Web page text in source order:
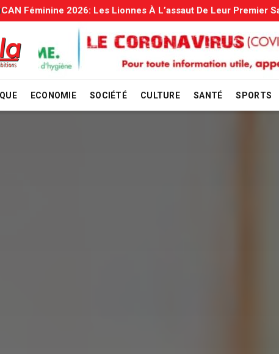
ECONOMIE SOCIÉTÉ CULTURE SANTÉ SPORTS
Allocations Familiales: Le Gouvernement Entame La Vérification